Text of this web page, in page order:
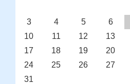
3
4 5 6
10
11 12 13
17
18 19 20
24
25 26 27
31